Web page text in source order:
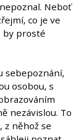
Neboť
co je ve
by prosté
sebepoznání,
osobou, s
nezávislou. To
z něhož se